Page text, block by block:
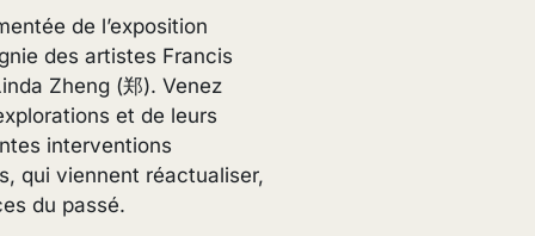
de l’exposition
des artistes Francis
Zheng (郑). Venez
et de leurs
interventions
qui viennent réactualiser,
du passé.